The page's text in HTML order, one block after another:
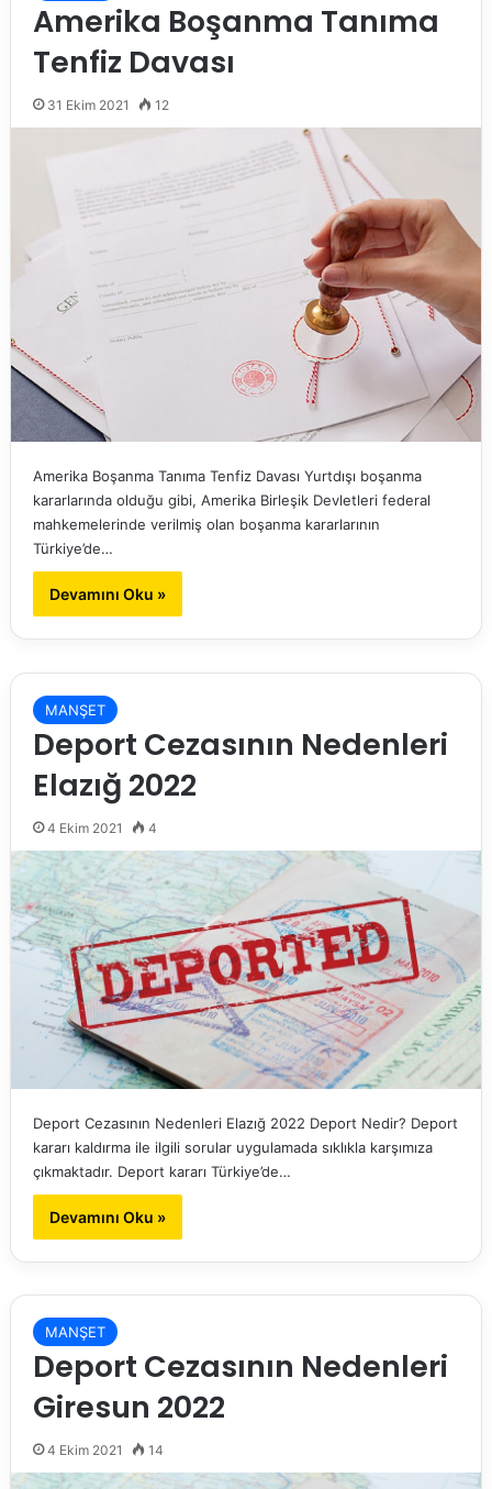
Amerika Boşanma Tanıma
Tenfiz Davası
31 Ekim 2021 12
Amerika Boşanma Tanıma Tenfiz Davası Yurtdışı boşanma
kararlarında olduğu gibi, Amerika Birleşik Devletleri federal
mahkemelerinde verilmiş olan boşanma kararlarının
Türkiye’de…
Devamını Oku »
MANŞET
Deport Cezasının Nedenleri
Elazığ 2022
4 Ekim 2021 4
Deport Cezasının Nedenleri Elazığ 2022 Deport Nedir? Deport
kararı kaldırma ile ilgili sorular uygulamada sıklıkla karşımıza
çıkmaktadır. Deport kararı Türkiye’de…
Devamını Oku »
MANŞET
Deport Cezasının Nedenleri
Giresun 2022
4 Ekim 2021 14